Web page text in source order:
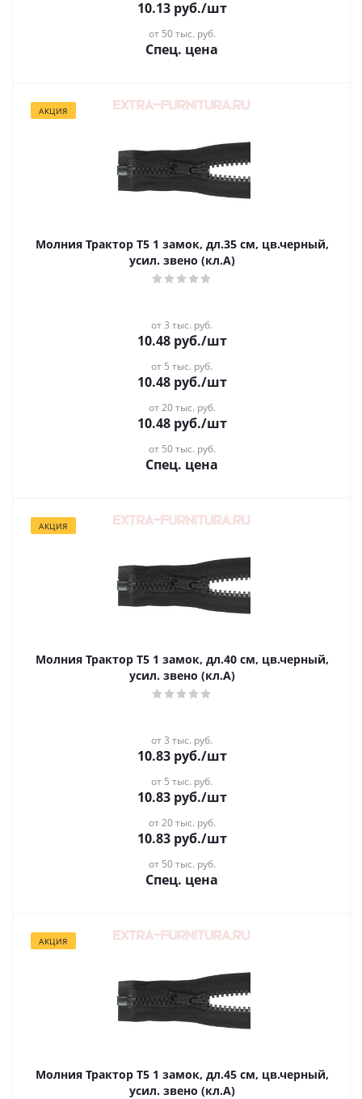
10.13руб./шт
от 50 тыс. руб.
Спец. цена
АКЦИЯ
Молния Трактор Т5 1 замок, дл.35 см, цв.черный,
усил. звено (кл.А)
от 3 тыс. руб.
10.48руб./шт
от 5 тыс. руб.
10.48руб./шт
от 20 тыс. руб.
10.48руб./шт
от 50 тыс. руб.
Спец. цена
АКЦИЯ
Молния Трактор Т5 1 замок, дл.40 см, цв.черный,
усил. звено (кл.А)
от 3 тыс. руб.
10.83руб./шт
от 5 тыс. руб.
10.83руб./шт
от 20 тыс. руб.
10.83руб./шт
от 50 тыс. руб.
Спец. цена
АКЦИЯ
Молния Трактор Т5 1 замок, дл.45 см, цв.черный,
усил. звено (кл.А)